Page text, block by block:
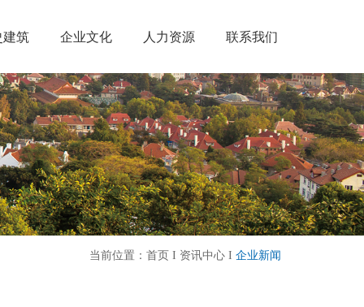
建筑 企业文化 人力资源 联系我们
当前位置： 首页 I 资讯中心 I 企业新闻